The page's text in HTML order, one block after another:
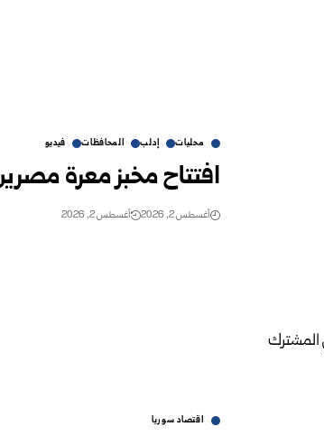
محليات إدلب المحافظات فيديو
افتتاح مخبز معرة
أغسطس 2, 2026 أغسطس 2, 2026
اقتصاد سوريا